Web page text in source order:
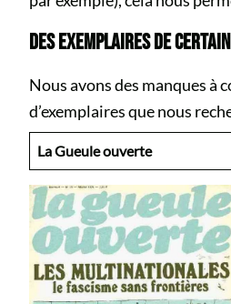
DES EXEMPLAIRES DE
Nous avons des manques
d’exemplaires que nous
La Gueule ouverte